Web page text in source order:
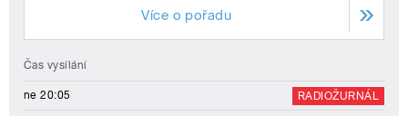
Více o pořadu
Čas vysílání
ne 20:05 RADIOŽURNÁL